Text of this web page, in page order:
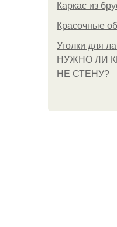
Каркас из
Красочные
Уголки для
НУЖНО ЛИ
НЕ СТЕНУ?